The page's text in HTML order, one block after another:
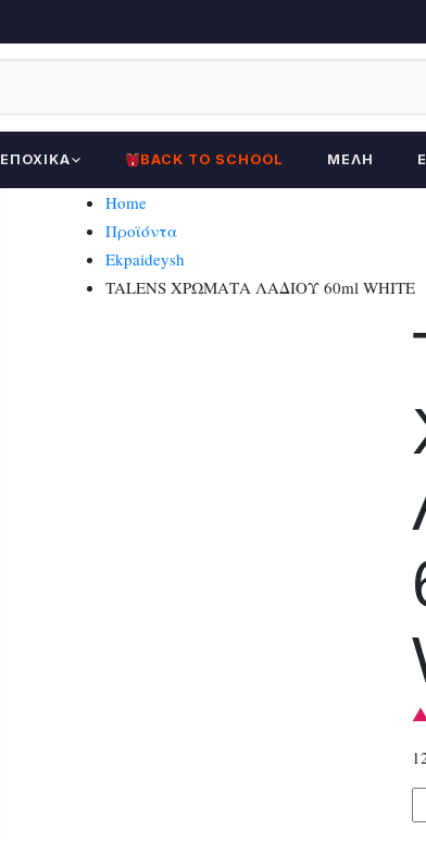
ΕΠΟΧΙΚΆ BACK TO SCHOOL ΜΈΛΗ
Home
Προϊόντα
Ekpaideysh
TALENS ΧΡΩΜΑΤΑ ΛΑΔΙΟΥ 60ml WHITE